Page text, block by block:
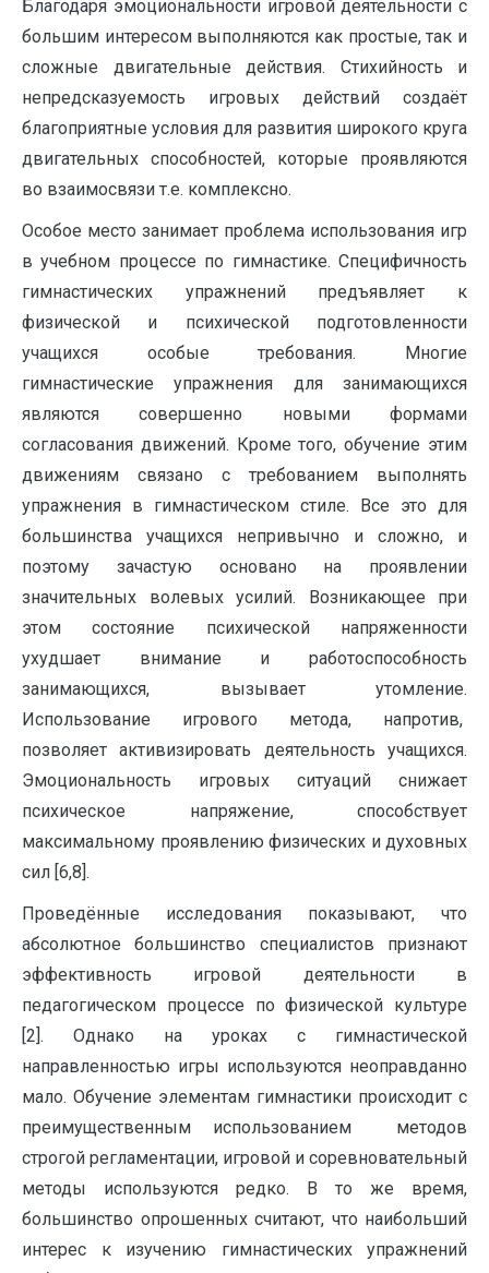
Благодаря эмоциональности игровой деятельности с
большим интересом выполняются как простые, так и
сложные двигательные действия. Стихийность и
непредсказуемость игровых действий создаёт
благоприятные условия для развития широкого круга
двигательных способностей, которые проявляются
во взаимосвязи т.е. комплексно.
Особое место занимает проблема использования игр
в учебном процессе по гимнастике. Специфичность
гимнастических упражнений предъявляет к
физической и психической подготовленности
учащихся особые требования. Многие
гимнастические упражнения для занимающихся
являются совершенно новыми формами
согласования движений. Кроме того, обучение этим
движениям связано с требованием выполнять
упражнения в гимнастическом стиле. Все это для
большинства учащихся непривычно и сложно, и
поэтому зачастую основано на проявлении
значительных волевых усилий. Возникающее при
этом состояние психической напряженности
ухудшает внимание и работоспособность
занимающихся, вызывает утомление.
Использование игрового метода, напротив,
позволяет активизировать деятельность учащихся.
Эмоциональность игровых ситуаций снижает
психическое напряжение, способствует
максимальному проявлению физических и духовных
сил [6,8].
Проведённые исследования показывают, что
абсолютное большинство специалистов признают
эффективность игровой деятельности в
педагогическом процессе по физической культуре
[2]. Однако на уроках с гимнастической
направленностью игры используются неоправданно
мало. Обучение элементам гимнастики происходит с
преимущественным использованием методов
строгой регламентации, игровой и соревновательный
методы используются редко. В то же время,
большинство опрошенных считают, что наибольший
интерес к изучению гимнастических упражнений